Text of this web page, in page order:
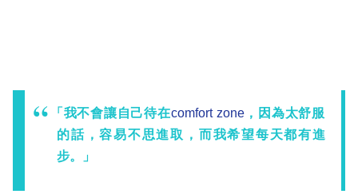
「我不會讓自己待在comfort zone，因為太舒服
的話，容易不思進取，而我希望每天都有進
步。」